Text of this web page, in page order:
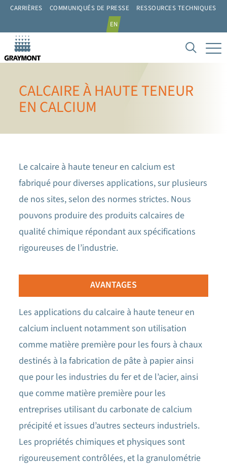
CARRIÈRES COMMUNIQUÉS DE PRESSE
RESSOURCES TECHNIQUES
EN
CALCAIRE À HAUTE TENEUR
EN CALCIUM
Le calcaire à haute teneur en calcium est
fabriqué pour diverses applications, sur plusieurs
de nos sites, selon des normes strictes. Nous
pouvons produire des produits calcaires de
qualité chimique répondant aux spécifications
rigoureuses de l’industrie.
AVANTAGES
Les applications du calcaire à haute teneur en
calcium incluent notamment son utilisation
comme matière première pour les fours à chaux
destinés à la fabrication de pâte à papier ainsi
que pour les industries du fer et de l’acier, ainsi
que comme matière première pour les
entreprises utilisant du carbonate de calcium
précipité et issues d’autres secteurs industriels.
Les propriétés chimiques et physiques sont
rigoureusement contrôlées, et la granulométrie